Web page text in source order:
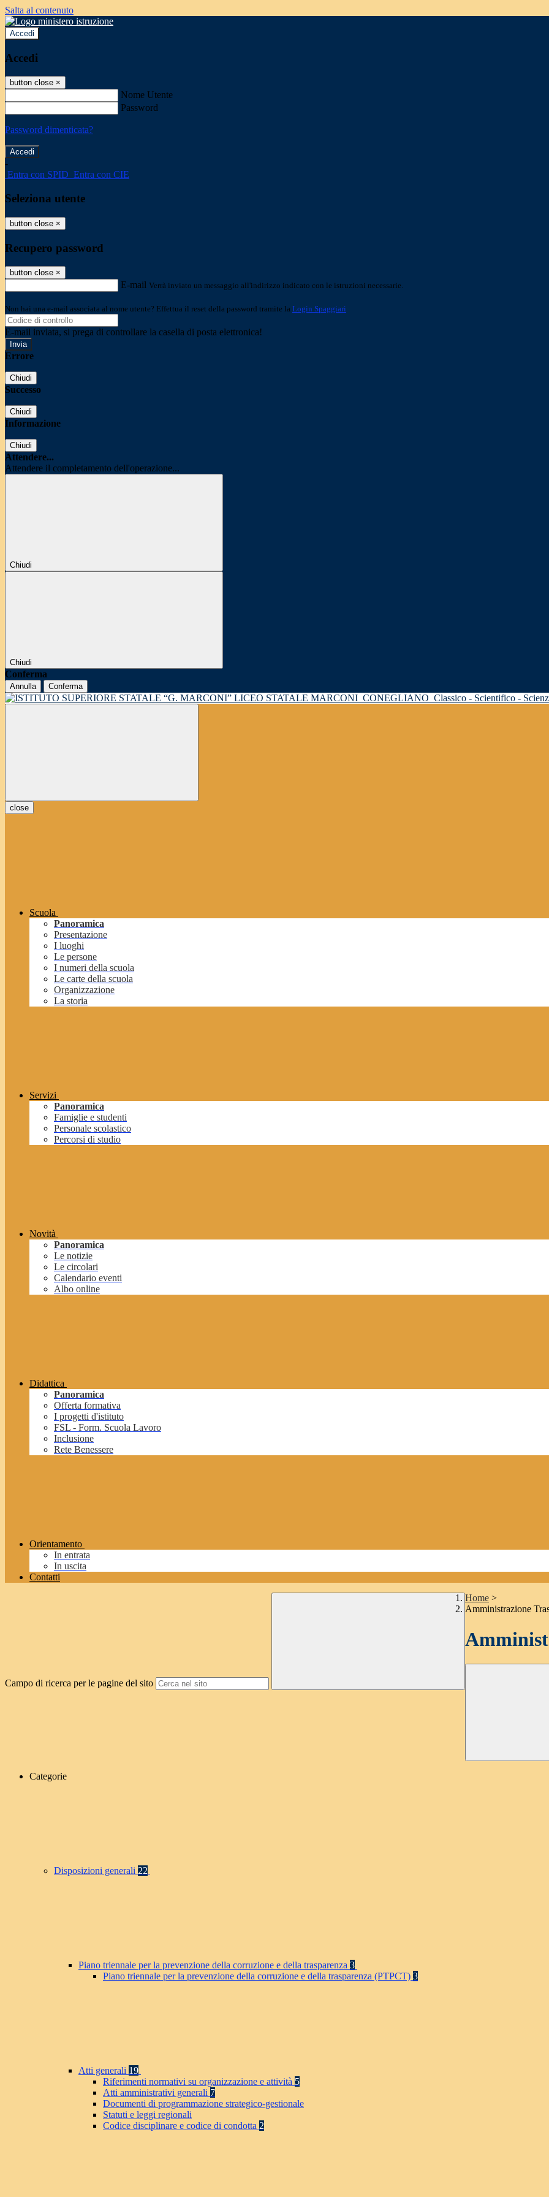
Salta al contenuto
Accedi
Accedi
button close ×
Nome Utente
Password
Password dimenticata?
-
Entra con SPID Entra con CIE
Seleziona utente
button close ×
Recupero password
button close ×
E-mail Verrà inviato un messaggio all'indirizzo indicato con le istruzioni necessarie.
Non hai una e-mail associata al nome utente? Effettua il reset della password tramite la Login Spaggiari
E-mail inviata, si prega di controllare la casella di posta elettronica!
Errore
Chiudi
Successo
Chiudi
Informazione
Chiudi
Attendere...
Attendere il completamento dell'operazione...
Chiudi
Chiudi
Conferma
Annulla Conferma
LICEO STATALE MARCONI CONEGLIANO Classico - Scientifico -
close
Scuola
Panoramica
Presentazione
I luoghi
Le persone
I numeri della scuola
Le carte della scuola
Organizzazione
La storia
Servizi
Panoramica
Famiglie e studenti
Personale scolastico
Percorsi di studio
Novità
Panoramica
Le notizie
Le circolari
Calendario eventi
Albo online
Didattica
Panoramica
Offerta formativa
I progetti d'istituto
FSL - Form. Scuola Lavoro
Inclusione
Rete Benessere
Orientamento
In entrata
In uscita
Contatti
Campo di ricerca per le pagine del sito
Home >
Amministrazione
Categorie
Disposizioni generali 22
Piano triennale per la prevenzione della corruzione e della trasparenza 3
Piano triennale per la prevenzione della corruzione e della trasparenza (PTPCT) 3
Atti generali 19
Riferimenti normativi su organizzazione e attività 5
Atti amministrativi generali 7
Documenti di programmazione strategico-gestionale
Statuti e leggi regionali
Codice disciplinare e codice di condotta 2